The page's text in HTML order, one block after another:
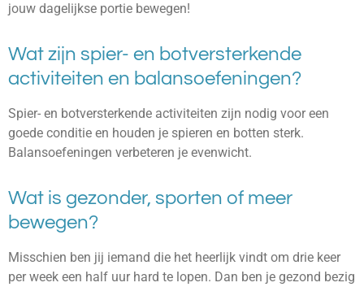
jouw dagelijkse portie bewegen!
Wat zijn spier- en botversterkende
activiteiten en balansoefeningen?
Spier- en botversterkende activiteiten zijn nodig voor een
goede conditie en houden je spieren en botten sterk.
Balansoefeningen verbeteren je evenwicht.
Wat is gezonder, sporten of meer
bewegen?
Misschien ben jij iemand die het heerlijk vindt om drie keer
per week een half uur hard te lopen. Dan ben je gezond bezig